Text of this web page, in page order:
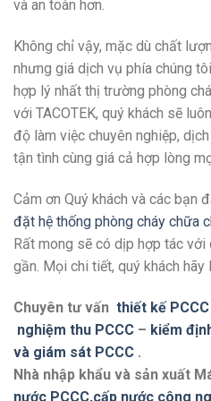
và an toàn hơn.
Không chỉ vậy, mặc dù chất
nhưng giá dịch vụ phía chúng
hợp lý nhất thị trường phòng
với TACOTEK, quý khách sẽ
độ làm việc chuyên nghiệp,
tận tình cùng giá cả hợp lòng
Cảm ơn Quý khách và các bạn
đặt hệ thống phòng cháy chữa
Rất mong sẽ có dịp hợp tác
gần. Mọi chi tiết, quý khách hãy
Chuyên tư vấn thiết kế
nghiệm thu PCCC – kiểm
và giám sát PCCC .
Nhà nhập khẩu và sản xuất
nước PCCC,cấp nước công